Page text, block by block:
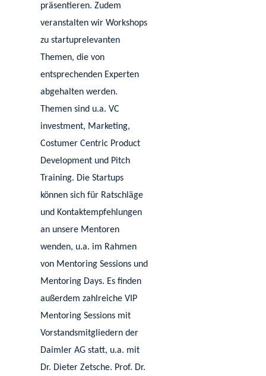
präsentieren. Zudem
veranstalten wir Workshops
zu startuprelevanten
Themen, die von
entsprechenden Experten
abgehalten werden.
Themen sind u.a. VC
investment, Marketing,
Costumer Centric Product
Development und Pitch
Training. Die Startups
können sich für Ratschläge
und Kontaktempfehlungen
an unsere Mentoren
wenden, u.a. im Rahmen
von Mentoring Sessions und
Mentoring Days. Es finden
außerdem zahlreiche VIP
Mentoring Sessions mit
Vorstandsmitgliedern der
Daimler AG statt, u.a. mit
Dr. Dieter Zetsche. Prof. Dr.